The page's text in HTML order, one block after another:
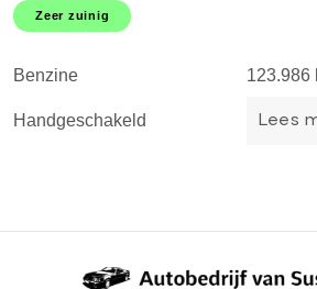
TOPSTAAT l DEALER OH!
Zeer zuinig
Benzine 123.986
Handgeschakeld Lees